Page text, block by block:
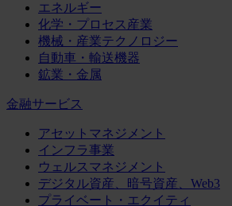
エネルギー
化学・プロセス産業
機械・産業テクノロジー
自動車・輸送機器
鉱業・金属
金融サービス
アセットマネジメント
インフラ事業
ウェルスマネジメント
デジタル資産、暗号資産、Web3
プライベート・エクイティ